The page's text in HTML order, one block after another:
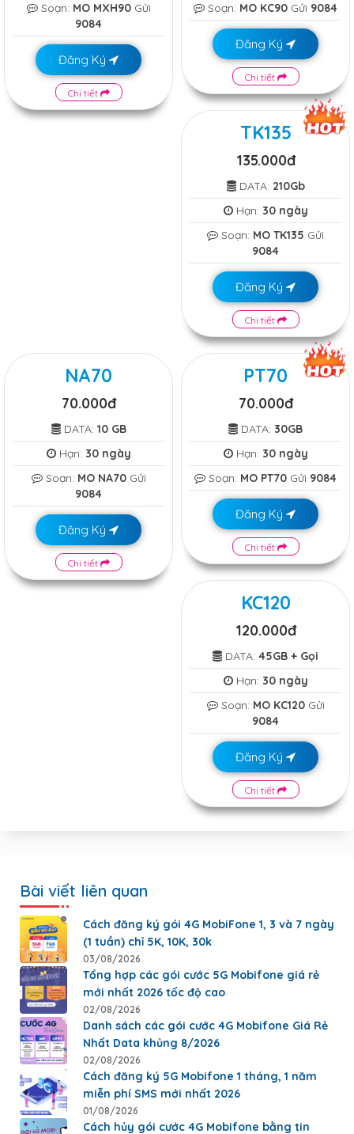
Soạn: MO MXH90Gửi
9084
Đăng Ký
Chi tiết
Soạn: MO KC90 Gửi 9084
Đăng Ký
Chi tiết
TK135
135.000đ
DATA: 210Gb
Hạn: 30 ngày
Soạn: MO TK135 Gửi
9084
Đăng Ký
Chi tiết
NA70
70.000đ
DATA: 10 GB
Hạn: 30 ngày
Soạn: MO NA70Gửi
9084
Đăng Ký
Chi tiết
PT70
70.000đ
DATA: 30GB
Hạn: 30 ngày
Soạn: MO PT70 Gửi 9084
Đăng Ký
Chi tiết
KC120
120.000đ
DATA: 45GB + Gọi
Hạn: 30 ngày
Soạn: MO KC120Gửi
9084
Đăng Ký
Chi tiết
Bài viết liên quan
Cách đăng ký gói 4G MobiFone 1, 3 và 7 ngày
(1 tuần) chỉ 5K, 10K, 30k
03/08/2026
Tổng hợp các gói cước 5G Mobifone giá rẻ
mới nhất 2026 tốc độ cao
02/08/2026
Danh sách các gói cước 4G Mobifone Giá Rẻ
Nhất Data khủng 8/2026
02/08/2026
Cách đăng ký 5G Mobifone 1 tháng, 1 năm
miễn phí SMS mới nhất 2026
01/08/2026
Cách hủy gói cước 4G Mobifone bằng tin